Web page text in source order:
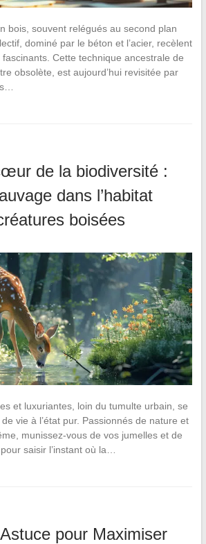
bois, souvent relégués au second plan
dominé par le béton et l’acier, recèlent
Cette technique ancestrale de
obsolète, est aujourd’hui revisitée par
de la biodiversité :
dans l’habitat
boisées
et luxuriantes, loin du tumulte urbain, se
vie à l’état pur. Passionnés de nature et
munissez-vous de vos jumelles et de
saisir l’instant où la…
pour Maximiser